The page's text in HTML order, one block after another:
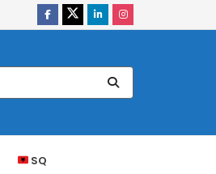
SQ